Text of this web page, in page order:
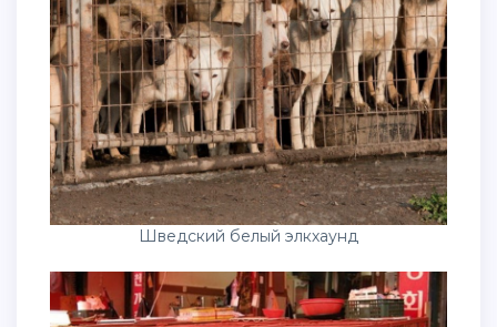
Шведский белый элкхаунд